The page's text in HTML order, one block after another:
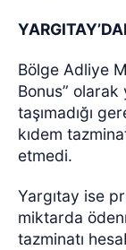
Bölge Adliye
Bonus” olarak
taşımadığı
kıdem
etmedi.
Yargıtay ise
miktarda
tazminatı